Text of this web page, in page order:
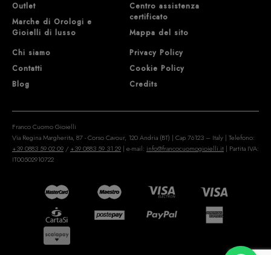
Outlet
Marche di Orologi e
Gioielli di lusso
Chi siamo
Contatti
Blog
Centro assistenza
certificato
Mappa del sito
Privacy Policy
Cookie Policy
Credits
Franco Cuomo Gioielli
Via Regina Margherita, 87 - Corso Cavour, 120 Andria (BT) | Cap 76123 – Italy | Telefono:
+39 0883 59 02 09 / +39 0883 59 31 29 | e-mail: info@francocuomogioielli.it | Partita IVA:
IT00502910722